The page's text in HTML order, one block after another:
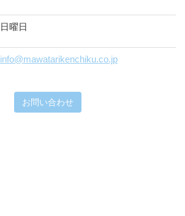
日曜日
info@mawatarikenchiku.co.jp
お問い合わせ